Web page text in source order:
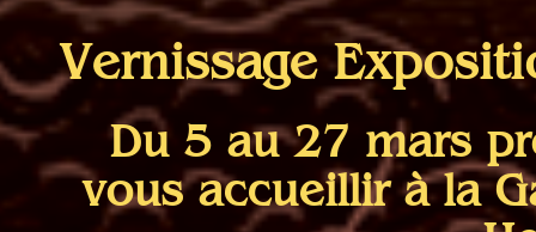
Vernissage
Du 5 au 27 mars
vous accueillir à la